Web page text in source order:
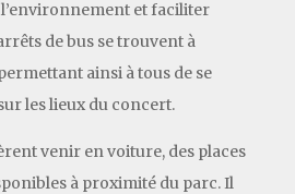
et faciliter
de bus se trouvent à
ainsi à tous de se
les lieux du concert.
venir en voiture, des places
à proximité du parc. Il